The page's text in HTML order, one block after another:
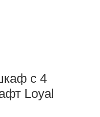
с 4
Loyal